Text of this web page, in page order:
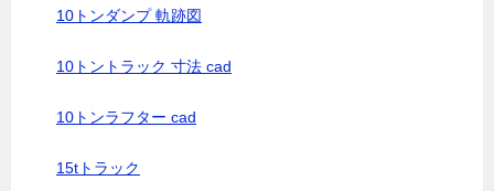
10トンダンプ 軌跡図
10トントラック 寸法 cad
10トンラフター cad
15tトラック